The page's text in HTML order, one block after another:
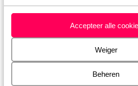
Accepteer alle
Weiger
Beheren
Afstand tot strand circa 7,2